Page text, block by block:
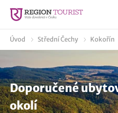
Úvod Střední Čechy Kokořín
Doporučené
okolí